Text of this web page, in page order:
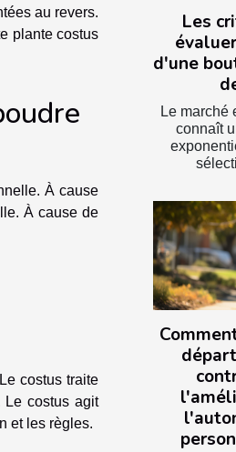
au revers.
plante costus
À cause
À cause de
costus traite
Le costus agit
et les règles.
Les
d'une
Le marché
connaît